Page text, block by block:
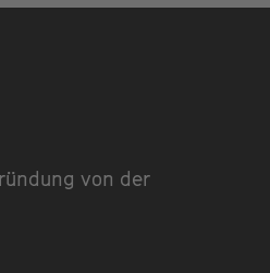
von der